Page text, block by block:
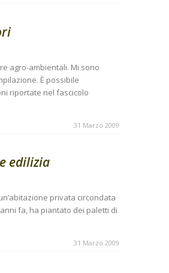
agro-ambientali. Mi sono
È possibile
riportate nel fascicolo
31 Marzo 2009
edilizia
privata circondata
fa, ha piantato dei paletti di
31 Marzo 2009